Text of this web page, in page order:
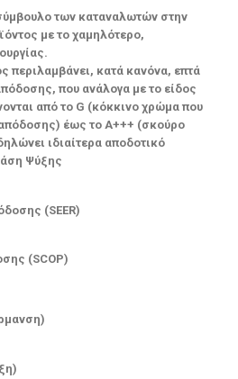
των καταναλωτών στην
με το χαμηλότερο,
περιλαμβάνει, κατά κανόνα, επτά
που ανάλογα με το είδος
από το G (κόκκινο χρώμα που
έως το Α+++ (σκούρο
ιδιαίτερα αποδοτικό
Ψύξης
(SEER)
(SCOP)